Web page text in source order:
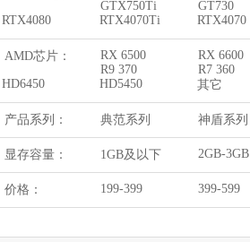
GTX750Ti
GT730
RTX4080
RTX4070Ti RTX4070
AMD芯片： RX 6500 RX 6600
R9 370
R7 360
HD6450
HD5450 其它
产品系列： 典范系列 神盾系列
显存容量： 1GB及以下 2GB-3GB
价格： 199-399 399-599